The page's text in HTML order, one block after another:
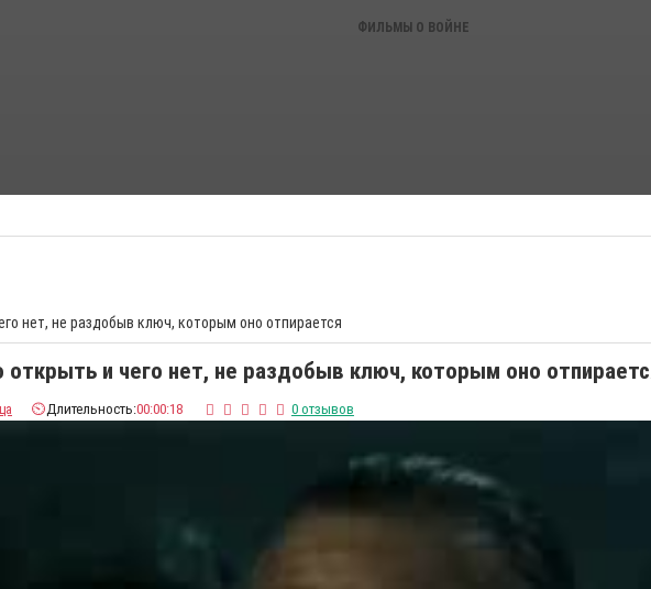
ФИЛЬМЫ О ВОЙНЕ
нет, не раздобыв ключ, которым оно отпирается
открыть и чего нет, не раздобыв ключ, которым оно
⏲️Длительность:00:00:18 0 отзывов